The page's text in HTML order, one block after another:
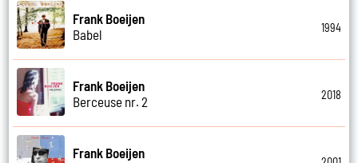
Frank Boeijen
Babel
1994
Frank Boeijen
Berceuse nr. 2
2018
Frank Boeijen